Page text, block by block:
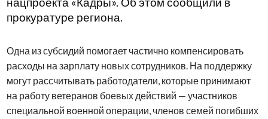
прокуратуре региона.
Одна из субсидий помогает частично компенсировать
расходы на зарплату новых сотрудников. На поддержку
могут рассчитывать работодатели, которые принимают
на работу ветеранов боевых действий — участников
специальной военной операции, членов семей погибших